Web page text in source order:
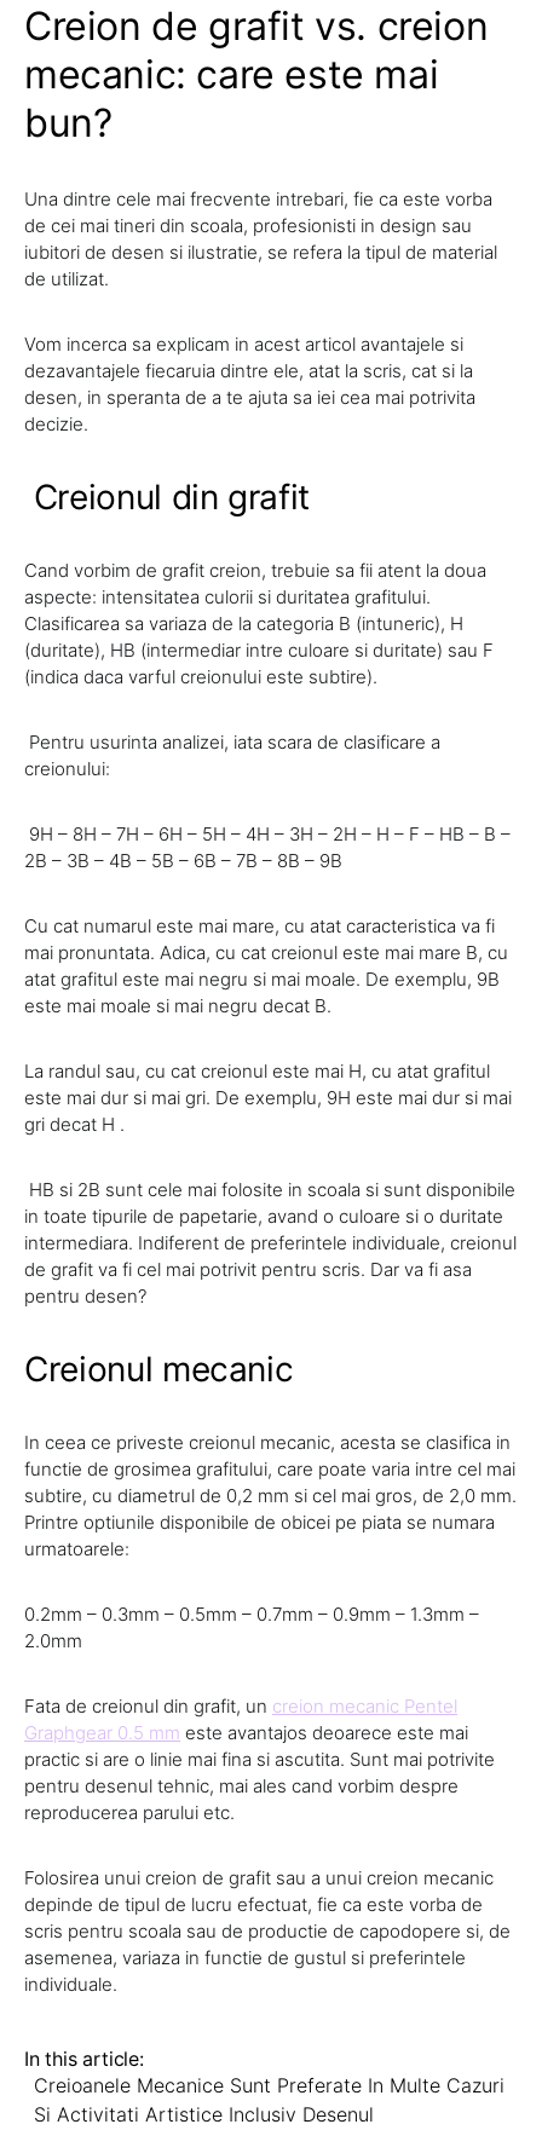
Creion de grafit vs. creion
mecanic: care este mai
bun?
Una dintre cele mai frecvente intrebari, fie ca este vorba
de cei mai tineri din scoala, profesionisti in design sau
iubitori de desen si ilustratie, se refera la tipul de material
de utilizat.
Vom incerca sa explicam in acest articol avantajele si
dezavantajele fiecaruia dintre ele, atat la scris, cat si la
desen, in speranta de a te ajuta sa iei cea mai potrivita
decizie.
Creionul din grafit
Cand vorbim de grafit creion, trebuie sa fii atent la doua
aspecte: intensitatea culorii si duritatea grafitului.
Clasificarea sa variaza de la categoria B (intuneric), H
(duritate), HB (intermediar intre culoare si duritate) sau F
(indica daca varful creionului este subtire).
Pentru usurinta analizei, iata scara de clasificare a
creionului:
9H – 8H – 7H – 6H – 5H – 4H – 3H – 2H – H – F – HB – B –
2B – 3B – 4B – 5B – 6B – 7B – 8B – 9B
Cu cat numarul este mai mare, cu atat caracteristica va fi
mai pronuntata. Adica, cu cat creionul este mai mare B, cu
atat grafitul este mai negru si mai moale. De exemplu, 9B
este mai moale si mai negru decat B.
La randul sau, cu cat creionul este mai H, cu atat grafitul
este mai dur si mai gri. De exemplu, 9H este mai dur si mai
gri decat H .
HB si 2B sunt cele mai folosite in scoala si sunt disponibile
in toate tipurile de papetarie, avand o culoare si o duritate
intermediara. Indiferent de preferintele individuale, creionul
de grafit va fi cel mai potrivit pentru scris. Dar va fi asa
pentru desen?
Creionul mecanic
In ceea ce priveste creionul mecanic, acesta se clasifica in
functie de grosimea grafitului, care poate varia intre cel mai
subtire, cu diametrul de 0,2 mm si cel mai gros, de 2,0 mm.
Printre optiunile disponibile de obicei pe piata se numara
urmatoarele:
0.2mm – 0.3mm – 0.5mm – 0.7mm – 0.9mm – 1.3mm –
2.0mm
Fata de creionul din grafit, un creion mecanic Pentel
Graphgear 0.5 mm este avantajos deoarece este mai
practic si are o linie mai fina si ascutita. Sunt mai potrivite
pentru desenul tehnic, mai ales cand vorbim despre
reproducerea parului etc.
Folosirea unui creion de grafit sau a unui creion mecanic
depinde de tipul de lucru efectuat, fie ca este vorba de
scris pentru scoala sau de productie de capodopere si, de
asemenea, variaza in functie de gustul si preferintele
individuale.
In this article:
Creioanele Mecanice Sunt Preferate In Multe Cazuri
Si Activitati Artistice Inclusiv Desenul